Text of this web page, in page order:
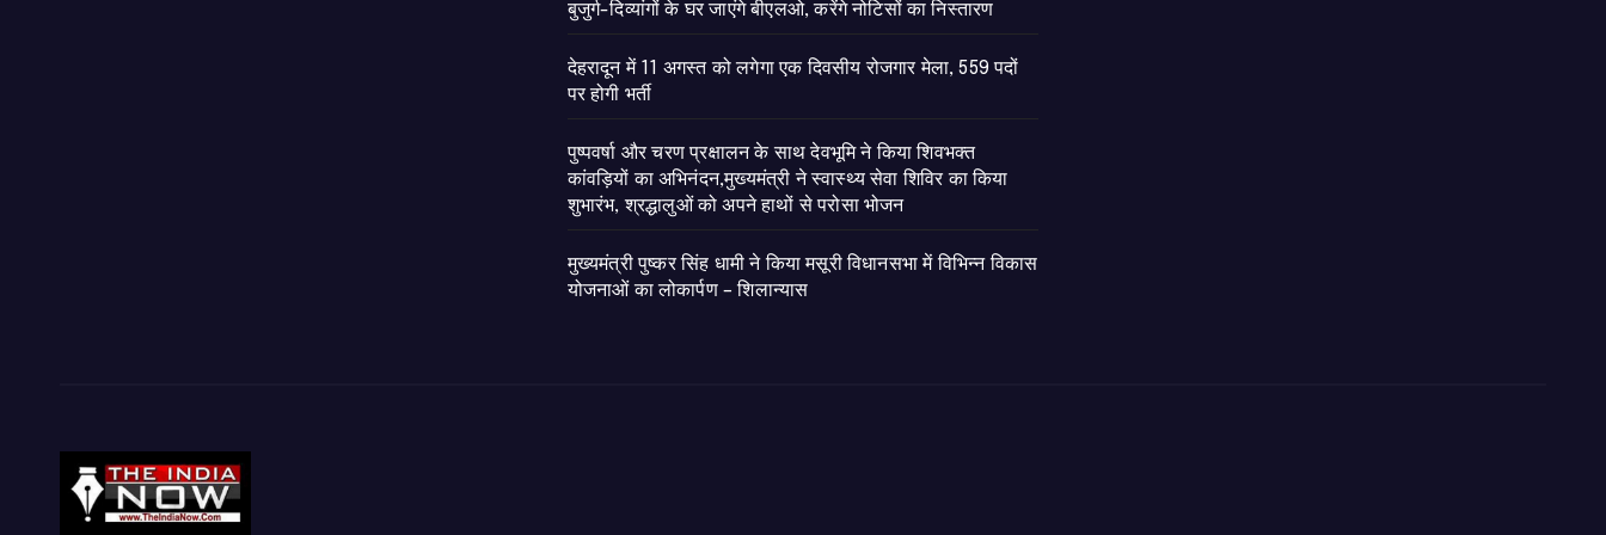
बुजुर्ग-दिव्यांगों के घर जाएंगे बीएलओ, करेंगे नोटिसों का निस्तारण
​देहरादून में 11 अगस्त को लगेगा एक दिवसीय रोजगार मेला, 559 पदों
पर होगी भर्ती
पुष्पवर्षा और चरण प्रक्षालन के साथ देवभूमि ने किया शिवभक्त
कांवड़ियों का अभिनंदन,मुख्यमंत्री ने स्वास्थ्य सेवा शिविर का किया
शुभारंभ, श्रद्धालुओं को अपने हाथों से परोसा भोजन
मुख्यमंत्री पुष्कर सिंह धामी ने किया मसूरी विधानसभा में विभिन्न विकास
योजनाओं का लोकार्पण – शिलान्यास